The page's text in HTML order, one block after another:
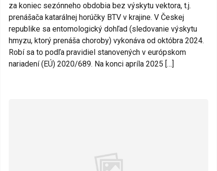
za koniec sezónneho obdobia bez výskytu vektora, t.j.
prenášača katarálnej horúčky BTV v krajine. V Českej
republike sa entomologický dohľad (sledovanie výskytu
hmyzu, ktorý prenáša choroby) vykonáva od októbra 2024.
Robí sa to podľa pravidiel stanovených v európskom
nariadení (EÚ) 2020/689. Na konci apríla 2025 […]